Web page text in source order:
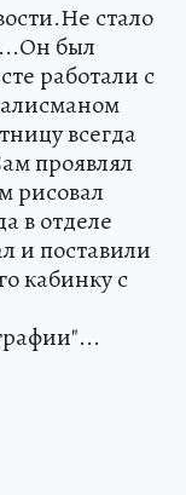
стало
был
работали с
всегда
проявлял
рисовал
в отделе
и поставили
кабинку с